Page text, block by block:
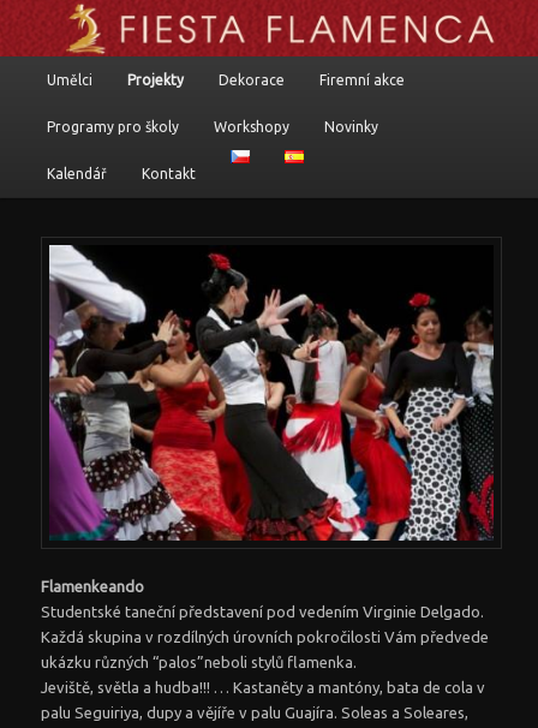
Flamenkoví umělci, programy a komponované pořady
Přejít k hlavnímu obsahu webu
Přejít k obsahu postranního panelu
Umělci Projekty Dekorace Firemní akce
Programy pro školy Workshopy Novinky
Kalendář Kontakt
Flamenkeando
Studentské taneční představení pod vedením Virginie Delgado.
Každá skupina v rozdílných úrovních pokročilosti Vám předvede
ukázku různých “palos”neboli stylů flamenka.
Jeviště, světla a hudba!!! … Kastaněty a mantóny, bata de cola v
palu Seguiriya, dupy a vějíře v palu Guajíra. Soleas a Soleares,